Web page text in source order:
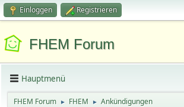
Einloggen Registrieren
FHEM Forum
Hauptmenü
FHEM Forum ► FHEM ► Ankündigungen